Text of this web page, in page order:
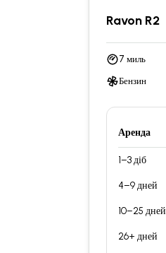
Ravon R2
7 миль
Бензин
Аренда
1–3 діб
4–9 дней
10–25 дней
26+ дней